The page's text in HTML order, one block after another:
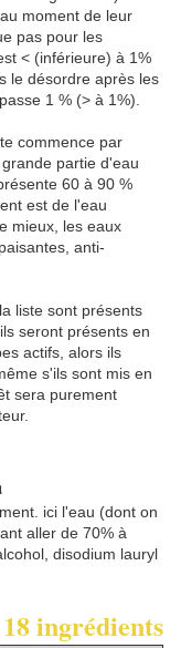
moment de leur
pas pour les
< (inférieure) à 1%
le désordre après les
1 % (> à 1%).
commence par
partie d'eau
60 à 90 %
est de l'eau
mieux, les eaux
anti-
liste sont présents
seront présents en
actifs, alors ils
s'ils sont mis en
sera purement
ici l'eau (dont on
aller de 70% à
disodium lauryl
18 ingrédients